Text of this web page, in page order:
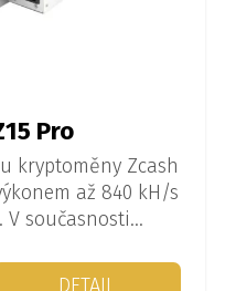
Pro
kryptoměny Zcash
až 840 kH/s
V současnosti
DETAIL